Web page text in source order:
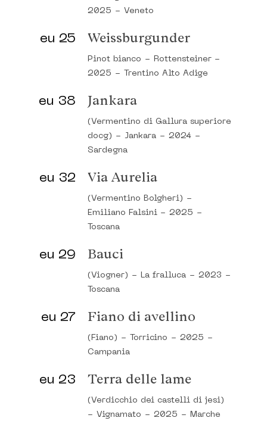
2025
- Veneto
eu 25 Weissburgunder
Pinot bianco - Rottensteiner -
2025
- Trentino Alto Adige
eu 38 Jankara
(Vermentino di Gallura superiore
docg)
- Jankara - 2024 -
Sardegna
eu 32 Via Aurelia
(Vermentino Bolgheri)
-
Emiliano Falsini - 2025
-
Toscana
eu 29 Bauci
(Viogner) - La fralluca - 2023
-
Toscana
eu 27 Fiano di avellino
(Fiano) - Torricino - 2025
-
Campania
eu 23 Terra delle lame
(Verdicchio dei castelli di jesi)
-
Vignamato - 2025 - Marche